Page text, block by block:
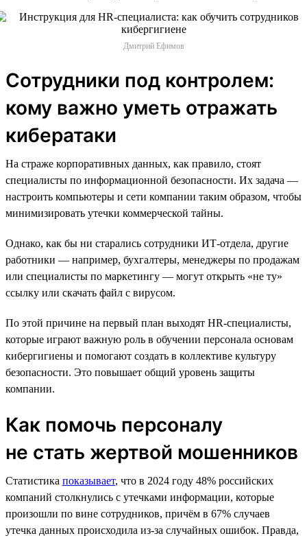
Дмитрий Ефимов
Сотрудники под контролем:
кому важно уметь отражать
кибератаки
На страже корпоративных данных, как правило, стоят
специалисты по информационной безопасности. Их задача —
настроить компьютеры и сети компании таким образом, чтобы
минимизировать утечки коммерческой тайны.
Однако, как бы ни старались сотрудники ИТ-отдела, другие
работники — например, бухгалтеры, менеджеры по продажам
или специалисты по маркетингу — могут открыть «не ту»
ссылку или скачать файл с вирусом.
По этой причине на первый план выходят HR-специалисты,
которые играют важную роль в обучении персонала основам
кибергигиены и помогают создать в коллективе культуру
безопасности. Это повышает общий уровень защиты
компании.
Как помочь персоналу
не стать жертвой мошенников
Статистика показывает, что в 2024 году 48% российских
компаний столкнулись с утечками информации, которые
произошли по вине сотрудников, причём в 67% случаев
утечка данных происходила из-за случайных ошибок. Правда,